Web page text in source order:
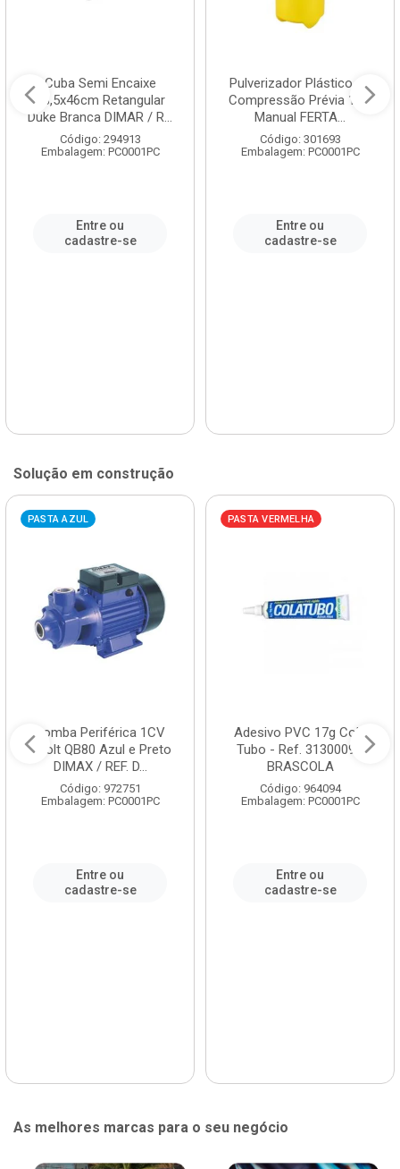
Cuba Semi Encaixe
58,5x46cm Retangular
Duke Branca DIMAR / R...
Código: 294913
Embalagem: PC0001PC
Entre ou
cadastre-se
Pulverizador Plástico de
Compressão Prévia 1,5L
Manual FERTA...
Código: 301693
Embalagem: PC0001PC
Entre ou
cadastre-se
Solução em construção
PASTA AZUL
Bomba Periférica 1CV
Bivolt QB80 Azul e Preto
DIMAX / REF. D...
Código: 972751
Embalagem: PC0001PC
Entre ou
cadastre-se
PASTA VERMELHA
Adesivo PVC 17g Cola
Tubo - Ref. 3130009 -
BRASCOLA
Código: 964094
Embalagem: PC0001PC
Entre ou
cadastre-se
As melhores marcas para o seu negócio